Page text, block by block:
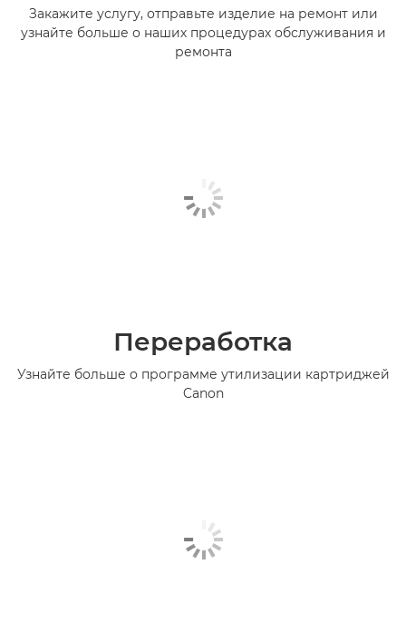
Закажите услугу, отправьте изделие на ремонт или
узнайте больше о наших процедурах обслуживания и
ремонта
Переработка
Узнайте больше о программе утилизации картриджей
Canon